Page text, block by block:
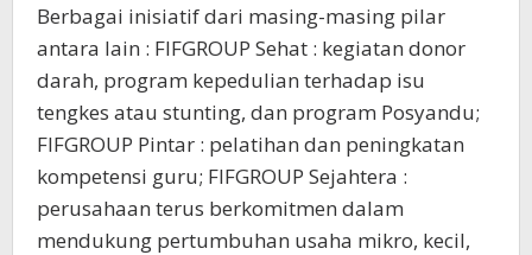
Berbagai inisiatif dari masing-masing pilar
antara lain : FIFGROUP Sehat : kegiatan donor
darah, program kepedulian terhadap isu
tengkes atau stunting, dan program Posyandu;
FIFGROUP Pintar : pelatihan dan peningkatan
kompetensi guru; FIFGROUP Sejahtera :
perusahaan terus berkomitmen dalam
mendukung pertumbuhan usaha mikro, kecil,